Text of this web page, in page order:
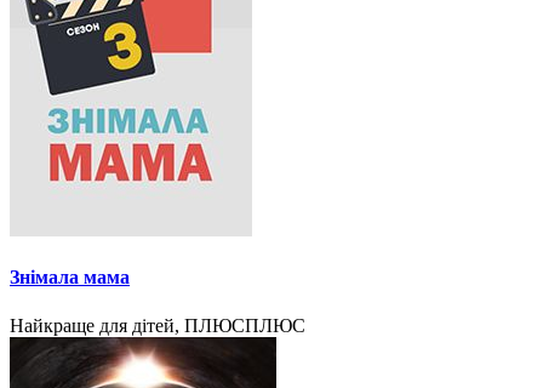
Знімала мама
Найкраще для дітей, ПЛЮСПЛЮС